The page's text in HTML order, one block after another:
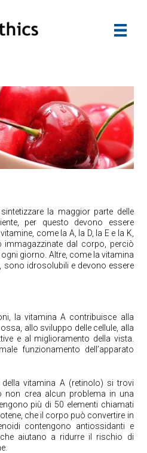
la maggior parte delle
per questo devono essere
come la A, la D, la E e la K,
dal corpo, perciò
giorno. Altre, come la vitamina
sono idrosolubili e devono essere
la vitamina A contribuisce alla
allo sviluppo delle cellule, alla
e al miglioramento della vista.
funzionamento dell’apparato
vitamina A (retinolo) si trovi
non crea alcun problema in una
più di 50 elementi chiamati
che il corpo può convertire in
contengono antiossidanti e
aiutano a ridurre il rischio di